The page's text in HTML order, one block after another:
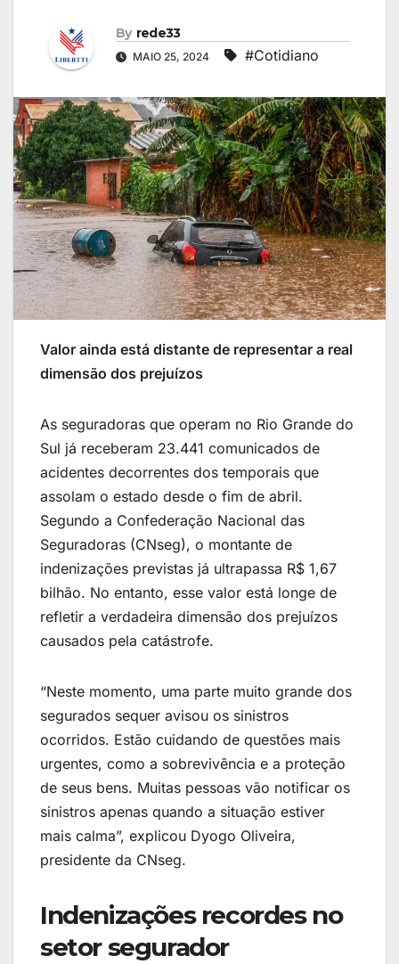
By rede33
MAIO 25, 2024 #Cotidiano
Valor ainda está distante de representar a real
dimensão dos prejuízos
As seguradoras que operam no Rio Grande do
Sul já receberam 23.441 comunicados de
acidentes decorrentes dos temporais que
assolam o estado desde o fim de abril.
Segundo a Confederação Nacional das
Seguradoras (CNseg), o montante de
indenizações previstas já ultrapassa R$ 1,67
bilhão. No entanto, esse valor está longe de
refletir a verdadeira dimensão dos prejuízos
causados pela catástrofe.
“Neste momento, uma parte muito grande dos
segurados sequer avisou os sinistros
ocorridos. Estão cuidando de questões mais
urgentes, como a sobrevivência e a proteção
de seus bens. Muitas pessoas vão notificar os
sinistros apenas quando a situação estiver
mais calma”, explicou Dyogo Oliveira,
presidente da CNseg.
Indenizações recordes no
setor segurador